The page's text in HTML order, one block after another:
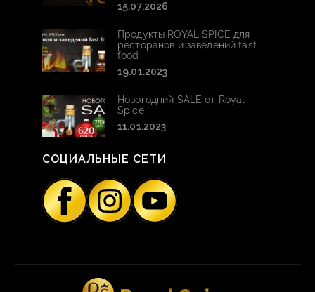
15.07.2026
Продукты ROYAL SPICE для
ресторанов и заведений fast
food
19.01.2023
Новогодний SALE от Royal
Spice
11.01.2023
СОЦИАЛЬНЫЕ СЕТИ